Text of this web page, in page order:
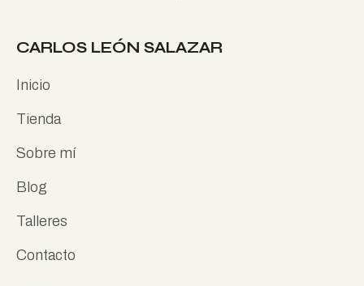
CARLOS LEÓN SALAZAR
Inicio
Tienda
Sobre mí
Blog
Talleres
Contacto